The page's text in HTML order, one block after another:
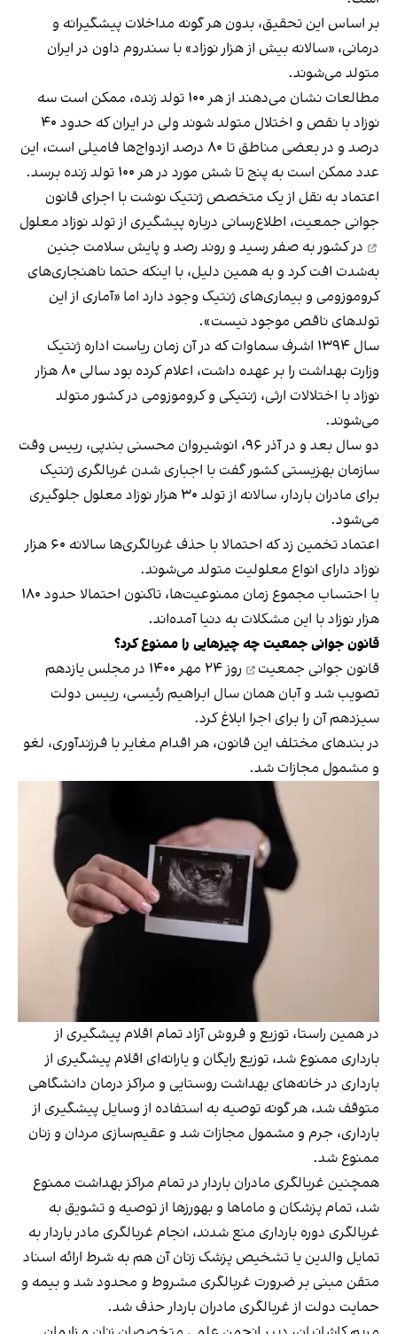
بر اساس این تحقیق، بدون هر گونه مداخلات پیشگیرانه و
درمانی، «سالانه بیش از هزار نوزاد» با سندروم داون در ایران
متولد می‌شوند.
مطالعات نشان می‌دهند از هر ۱۰۰ تولد زنده، ممکن است سه
نوزاد با نقص و اختلال متولد شوند ولی در ایران که حدود ۴۰
درصد و در بعضی مناطق تا ۸۰ درصد ازدواج‌ها فامیلی است، این
عدد ممکن است به پنج تا شش مورد در هر ۱۰۰ تولد زنده برسد.
اعتماد به نقل از یک متخصص ژنتیک نوشت با اجرای قانون
جوانی جمعیت، اطلاع‌رسانی درباره پیشگیری ازتولد نوزاد معلول
در کشور به صفر رسید و روند رصد و پایش سلامت جنین
به‌شدت افت کرد و به همین دلیل، با اینکه حتما ناهنجاری‌های
کروموزومی و بیماری‌های ژنتیک وجود دارد اما «آماری از این
تولدهای ناقص موجود نیست».
سال ۱۳۹۴ اشرف سماوات که در آن زمان ریاست اداره ژنتیک
وزارت بهداشت را بر عهده داشت، اعلام کرده بود سالی ۸۰ هزار
نوزاد با اختلالات ارثی، ژنتیکی و کروموزومی در کشور متولد
می‌شوند.
دو سال بعد و در آذر ۹۶، انوشیروان محسنی بندپی، رییس وقت
سازمان بهزیستی کشور گفت با اجباری شدن غربالگری ژنتیک
برای مادران باردار، سالانه از تولد ۳۰ هزار نوزاد معلول جلوگیری
می‌شود.
اعتماد تخمین زد که احتمالا با حذف غربالگری‌ها سالانه ۶۰ هزار
نوزاد دارای انواع معلولیت متولد می‌شوند.
با احتساب مجموع زمان ممنوعیت‌ها، تاکنون احتمالا حدود ۱۸۰
هزار نوزاد با این مشکلات به دنیا آمده‌اند.
قانون جوانی جمعیت چه چیزهایی را ممنوع کرد؟
قانون جوانی جمعیت
روز ۲۴ مهر ۱۴۰۰ در مجلس یازدهم
تصویب شد و آبان همان سال ابراهیم رئیسی، رییس دولت
سیزدهم آن را برای اجرا ابلاغ کرد.
در بندهای مختلف این قانون، هر اقدام مغایر با فرزندآوری، لغو
و مشمول مجازات شد.
در همین راستا، توزیع و فروش آزاد تمام اقلام پیشگیری از
بارداری ممنوع شد، توزیع رایگان و یارانه‌ای اقلام پیشگیری از
بارداری در خانه‌های بهداشت روستایی و مراکز درمان دانشگاهی
متوقف شد، هر گونه توصیه به استفاده از وسایل پیشگیری از
بارداری، جرم و مشمول مجازات شد و عقیم‌سازی مردان و زنان
ممنوع شد.
همچنین غربالگری مادران باردار در تمام مراکز بهداشت ممنوع
شد، تمام پزشکان و ماماها و بهورزها از توصیه و تشویق به
غربالگری دوره بارداری منع شدند، انجام غربالگری مادر باردار به
تمایل والدین یا تشخیص پزشک زنان آن هم به شرط ارائه اسناد
متقن مبنی بر ضرورت غربالگری مشروط و محدود شد و بیمه و
حمایت دولت از غربالگری مادران باردار حذف شد.